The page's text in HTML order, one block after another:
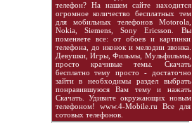
телефон? На нашем сайте находится
огромное количество бесплатных тем
для мобильных телефонов Motorola,
Nokia, Siemens, Sony Ericsson. Вы
поменяете все: от обоев и картинки
телефона, до иконок и мелодии звонка.
Девушки, Игры, Фильмы, Мульфильмы,
просто крачивые темы. Скачать
бесплатно тему просто - достаточно
зайти в необходимы раздел выбрать
понравившуюся Вам тему и нажать
Скачать. Удивите окружающих новым
телефоном! www.4-Mobile.ru Все для
сотовых телефонов.